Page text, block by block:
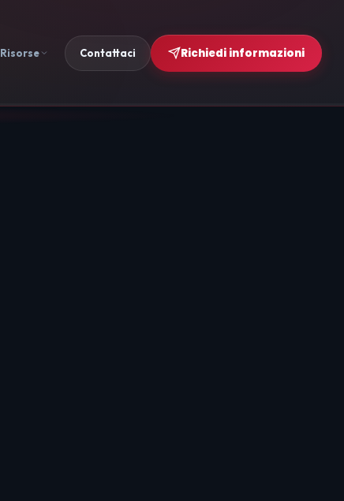
Risorse Contattaci Richiedi informazioni